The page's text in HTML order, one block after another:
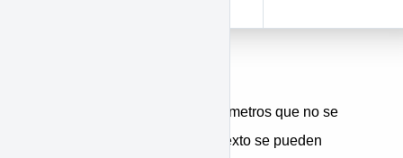
En general la mayoría de parámetros que no se
trate de rangos o campos de texto se pueden